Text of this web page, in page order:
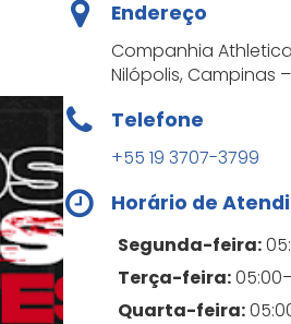
dom com os animais.
aprendeu a se comportar
ao shopping
de carro viraram uma
Endereço
Companhia
Nilópolis, Campinas –
Telefone
+55 19 3707-3799
Horário de
Segunda-feira:
Terça-feira:
Quarta-feira: